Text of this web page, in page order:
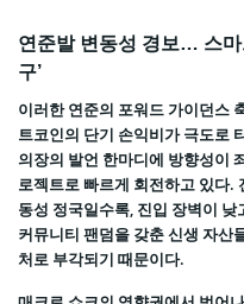
연준발 변동성 경보… 스
구’
이러한 연준의 포워드 가이던스
트코인의 단기 손익비가 극도로
의장의 발언 한마디에 방향성이
로젝트로 빠르게 회전하고 있다.
동성 정국일수록, 진입 장벽이
커뮤니티 팬덤을 갖춘 신생 자산
처로 부각되기 때문이다.